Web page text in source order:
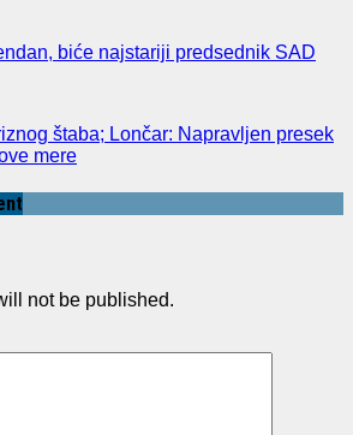
biće najstariji predsednik SAD
štaba; Lončar: Napravljen presek
mere
not be published.